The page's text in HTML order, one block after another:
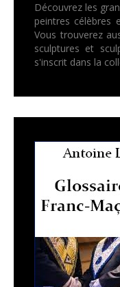
Découvrez les
peintres célèbres
Vous trouverez
sculptures et
s'inscrit dans la